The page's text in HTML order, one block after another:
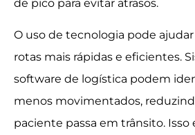
de pico para evitar atrasos.
O uso de tecnologia pode
rotas mais rápidas e eficientes.
software de logística podem
menos movimentados,
paciente passa em trânsito.